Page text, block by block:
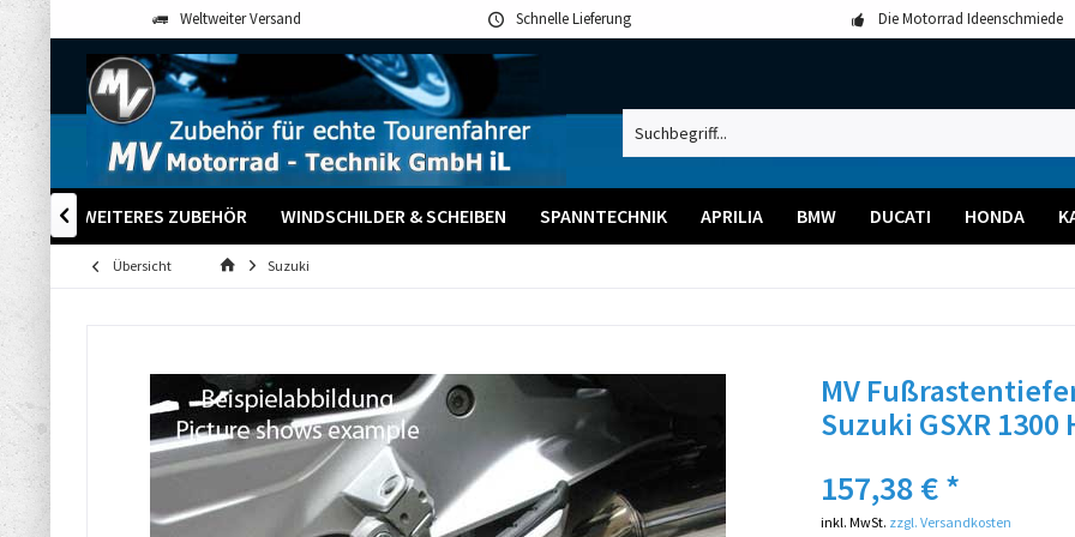
Weltweiter Versand Schnelle Lieferung Die Motorrad Ideenschmiede
WEITERES ZUBEHÖR WINDSCHILDER & SCHEIBEN SPANNTECHNIK APRILIA BMW DUCATI HONDA

Übersicht Suzuki
MV
Suzuki GSXR
157,38 € *
inkl. MwSt. zzgl. Versandkosten